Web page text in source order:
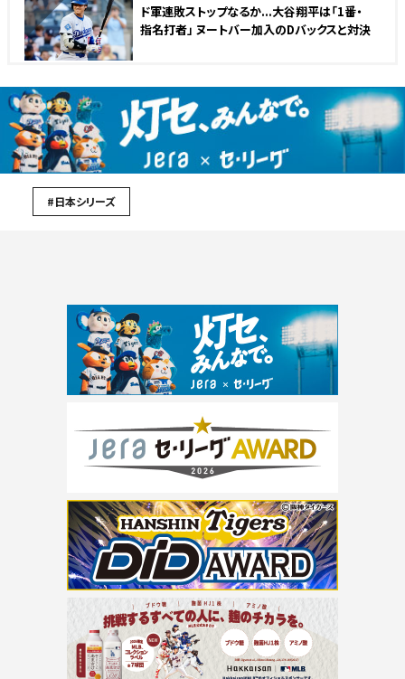
ド軍連敗ストップなるか...大谷翔平は「1番・
指名打者」 ヌートバー加入のDバックスと対決
#日本シリーズ